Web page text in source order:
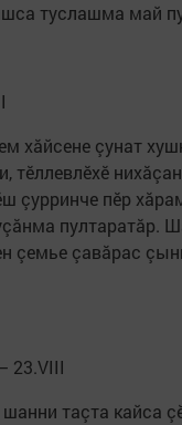
туслашма май
хăйсене çунат
тӗллевлӗхӗ
çурринче пӗр
пултаратăр.
çемье çавăрас
23.VIII
таçта кайса